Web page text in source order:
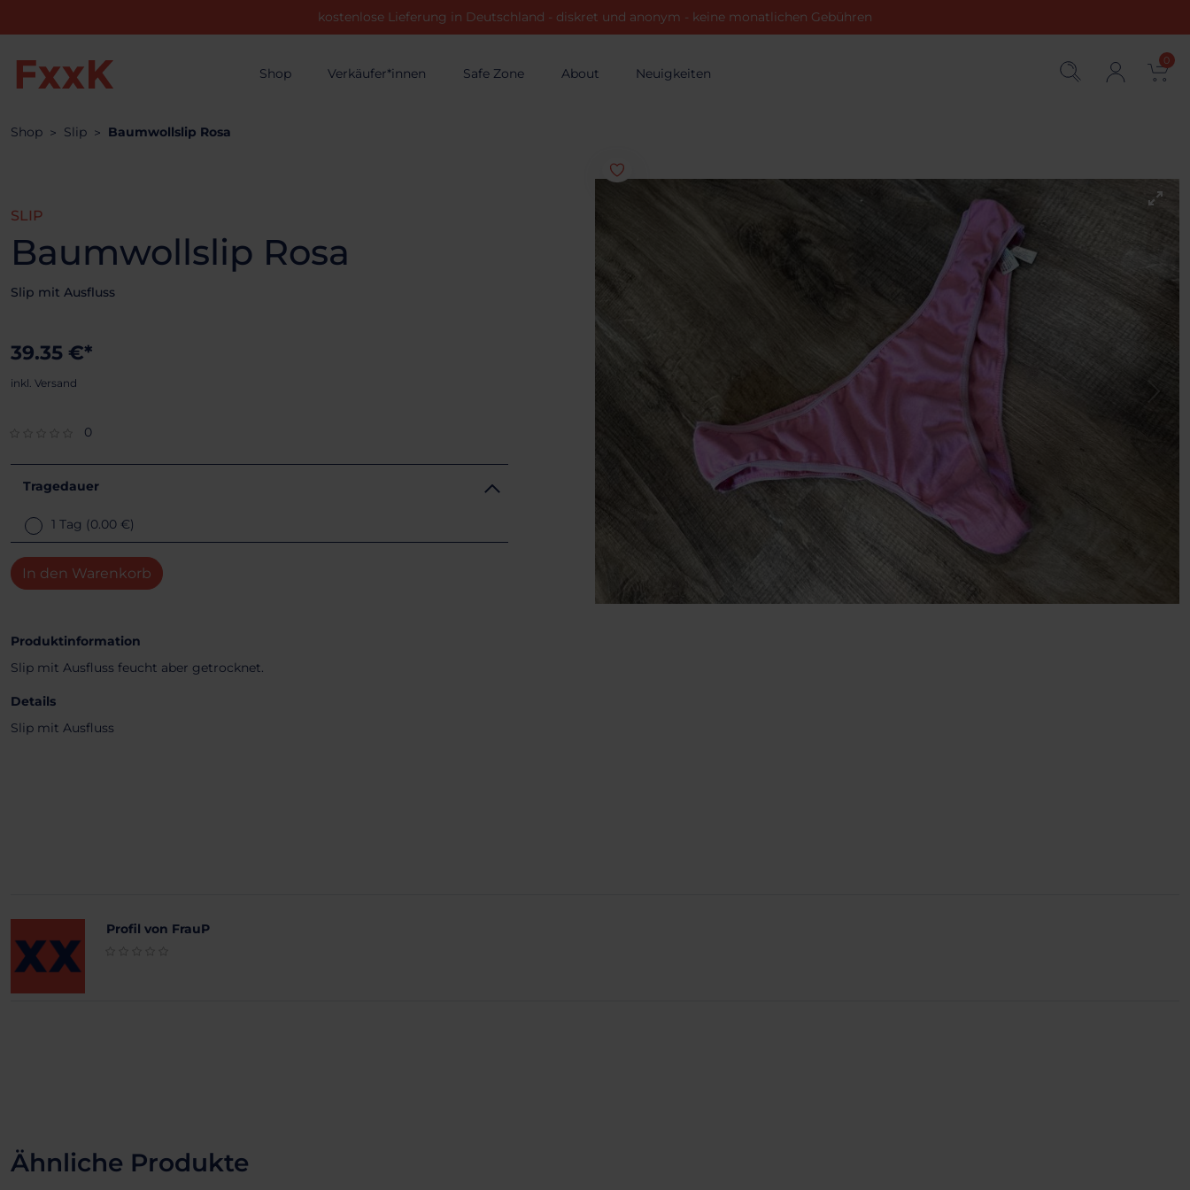
kostenlose Lieferung in Deutschland - diskret und anonym - keine monatlichen Gebühren
Shop Verkäufer*innen Safe Zone About Neuigkeiten
0
Shop Slip Baumwollslip Rosa
SLIP
Baumwollslip Rosa
Slip mit Ausfluss
39.35 €*
inkl. Versand
0
Tragedauer
1 Tag (0.00 €)
In den Warenkorb
Produktinformation
Slip mit Ausfluss feucht aber getrocknet.
Details
Slip mit Ausfluss
Profil von FrauP
Ähnliche Produkte